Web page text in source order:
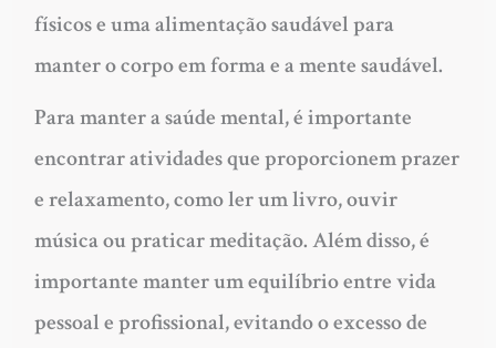
físicos e uma alimentação saudável para
manter o corpo em forma e a mente saudável.
Para manter a saúde mental, é importante
encontrar atividades que proporcionem prazer
e relaxamento, como ler um livro, ouvir
música ou praticar meditação. Além disso, é
importante manter um equilíbrio entre vida
pessoal e profissional, evitando o excesso de